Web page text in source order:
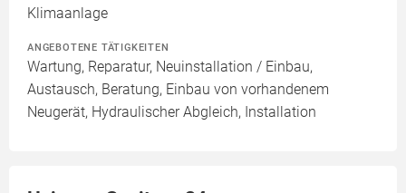
Klimaanlage
ANGEBOTENE TÄTIGKEITEN
Wartung, Reparatur, Neuinstallation / Einbau,
Austausch, Beratung, Einbau von vorhandenem
Neugerät, Hydraulischer Abgleich, Installation